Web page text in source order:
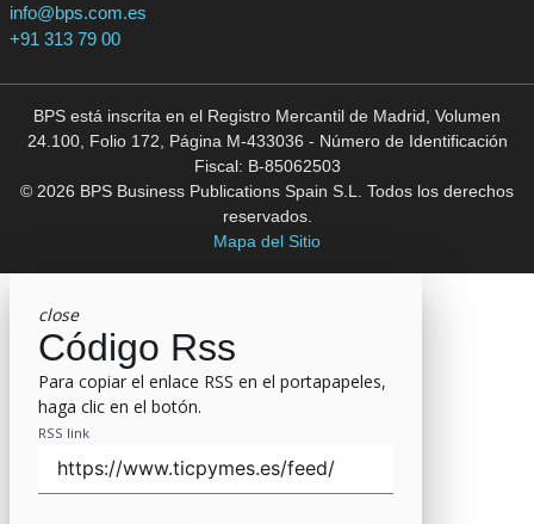
info@bps.com.es
+91 313 79 00
BPS está inscrita en el Registro Mercantil de Madrid, Volumen
24.100, Folio 172, Página M-433036 - Número de Identificación
Fiscal: B-85062503
© 2026 BPS Business Publications Spain S.L. Todos los derechos
reservados.
Mapa del Sitio
close
Código Rss
Para copiar el enlace RSS en el portapapeles,
haga clic en el botón.
RSS link